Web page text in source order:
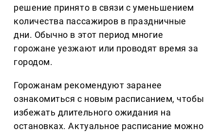
решение принято в связи с уменьшением
количества пассажиров в праздничные
дни. Обычно в этот период многие
горожане уезжают или проводят время за
городом.
Горожанам рекомендуют заранее
ознакомиться с новым расписанием, чтобы
избежать длительного ожидания на
остановках. Актуальное расписание можно